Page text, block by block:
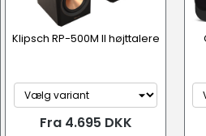
Klipsch RP-500M II højttalere
Fra 4.695 DKK